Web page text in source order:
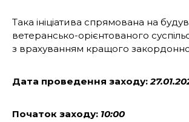
Така ініціатива спрямована на
ветерансько-орієнтованого
з врахуванням кращого
Дата проведення заходу:
Початок заходу: 10:00